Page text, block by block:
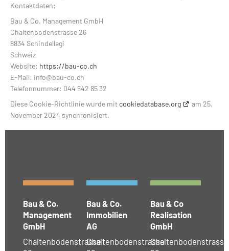
Kontaktdaten:
Bau & Co. Management GmbH
Chaltenbodenstrasse 26
8834 Schindellegi
Schweiz
Website: https://bau-co.ch
E-Mail: info@bau-co.ch
Telefonnummer: 044 542 85 32
Diese Cookie-Richtlinie wurde mit cookiedatabase.org
am 25.
November 2024 synchronisiert.
Bau & Co.
Management
GmbH
Chaltenbodenstrasse
Bau & Co.
Immobilien
AG
Chaltenbodenstrasse
Bau & Co
Realisation
GmbH
Chaltenbodenstrasse